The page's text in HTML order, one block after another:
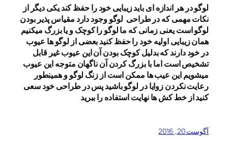
لوگو در هر اندازه ای باید زیبایی خود را حفظ کند یکی دیگر از
نکات مهمی که در طراحی لوگو وجود دارد مقیاس پذیر بودن
لوگو است یعنی زمانی که ما لوگو را کوچک و یا بزرگ میکنیم
همان زیبایی اولیه خود را حفظ کنید بعضی از لوگو ها عیوب
در خود دارند که بدلیل کوچک بودن آن این عیوب غیر قابل
تشخیص است اما با بزرگ کردن آن ناگهان متوجه این عیوب
میشویم این عیب ها ممکن است از زنگ لوگو و همینطور
رعایت نکردن زوایا در لوگو باشید پس در طراحی خود سعی
کنید از خط کش ها نهایت استفاده را ببرید
آگوست 20, 2016